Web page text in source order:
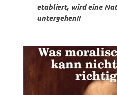
etabliert, wird eine
untergehen!!